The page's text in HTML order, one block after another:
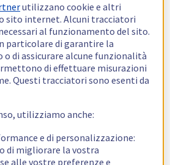
utilizzano cookie e altri
sito internet. Alcuni tracciatori
al funzionamento del sito.
particolare di garantire la
o di assicurare alcune funzionalità
di effettuare misurazioni
Questi tracciatori sono esenti da
utilizziamo anche:
e di personalizzazione:
di migliorare la vostra
alle vostre preferenze e